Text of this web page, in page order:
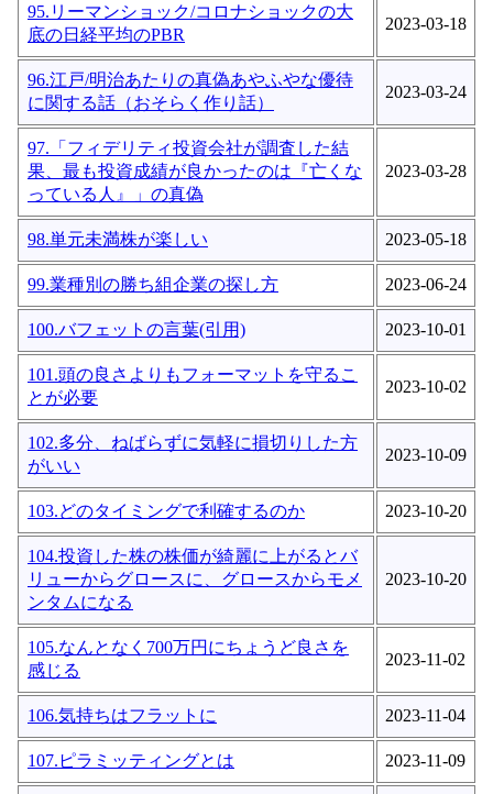
95.リーマンショック/コロナショックの大
底の日経平均のPBR
2023-03-18
96.江戸/明治あたりの真偽あやふやな優待
に関する話（おそらく作り話）
2023-03-24
97.「フィデリティ投資会社が調査した結
果、最も投資成績が良かったのは『亡くな
っている人』」の真偽
2023-03-28
98.単元未満株が楽しい 2023-05-18
99.業種別の勝ち組企業の探し方 2023-06-24
100.バフェットの言葉(引用) 2023-10-01
101.頭の良さよりもフォーマットを守るこ
とが必要
2023-10-02
102.多分、ねばらずに気軽に損切りした方
がいい
2023-10-09
103.どのタイミングで利確するのか 2023-10-20
104.投資した株の株価が綺麗に上がるとバ
リューからグロースに、グロースからモメ
ンタムになる
2023-10-20
105.なんとなく700万円にちょうど良さを
感じる
2023-11-02
106.気持ちはフラットに 2023-11-04
107.ピラミッティングとは 2023-11-09